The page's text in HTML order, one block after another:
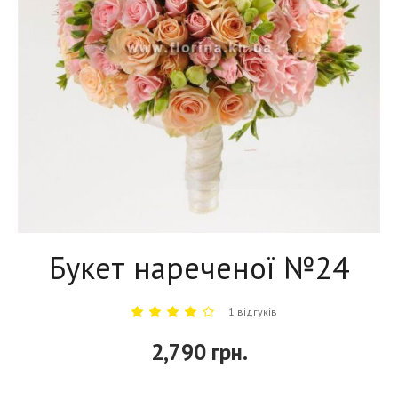
Букет нареченої №24
1 відгуків
2,790 грн.